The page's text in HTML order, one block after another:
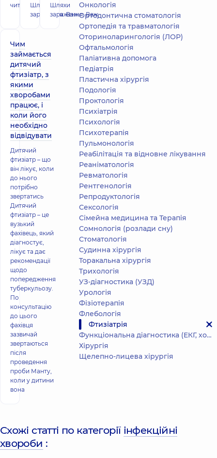
читайте далі. Існ
Шляхи
зараження. Важ
Шляхи
зараження. Важ
Чим
займається
дитячий
фтизіатр, з
якими
хворобами
працює, і
коли його
необхідно
відвідувати
Дитячий
фтизіатр – що
він лікує, коли
до нього
потрібно
звертатись
Дитячий
фтизіатр – це
вузький
фахівець, який
діагностує,
лікує та дає
рекомендації
щодо
попередження
туберкульозу.
По
консультацію
до цього
фахівця
зазвичай
звертаються
після
проведення
проби Манту,
коли у дитини
вона
Онкологія
Ортодонтична стоматологія
Ортопедія та травматологія
Оториноларингологія (ЛОР)
Офтальмологія
Паліативна допомога
Педіатрія
Пластична хірургія
Подологiя
Проктологія
Психіатрія
Психологія
Психотерапія
Пульмонологія
Реабілітація та відновне лікування
Реаніматологія
Ревматологія
Рентгенологія
Репродуктологія
Сексологія
Сімейна медицина та Терапія
Сомнологія (розлади сну)
Стоматологія
Судинна хірургія
Торакальна хірургія
Трихологія
УЗ-діагностика (УЗД)
Урологія
Фізіотерапія
Флебологія
Фтизіатрія
Функціональна діагностика (ЕКГ, холтер, добове АТ)
Хірургія
Щелепно-лицева хірургія
Схожі статті по категорії інфекційні
хвороби :